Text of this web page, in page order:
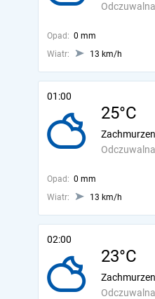
Odczuwalna
Opad: 0 mm
Wiatr:
13 km/h
01:00
25°C
Odczuwalna
Opad: 0 mm
Wiatr:
13 km/h
02:00
23°C
Odczuwalna